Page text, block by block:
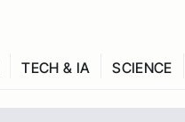
TECH & IA SCIENCE